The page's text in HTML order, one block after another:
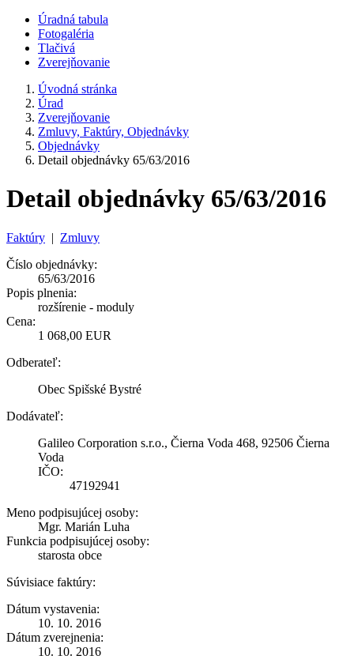
Úradná tabula
Fotogaléria
Tlačivá
Zverejňovanie
Úvodná stránka
Úrad
Zverejňovanie
Zmluvy, Faktúry, Objednávky
Objednávky
Detail objednávky 65/63/2016
Detail objednávky 65/63/2016
Faktúry | Zmluvy
Číslo objednávky:
65/63/2016
Popis plnenia:
rozšírenie - moduly
Cena:
1 068,00 EUR
Odberateľ:
Obec Spišské Bystré
Dodávateľ:
Galileo Corporation s.r.o., Čierna Voda 468, 92506 Čierna
Voda
IČO:
47192941
Meno podpisujúcej osoby:
Mgr. Marián Luha
Funkcia podpisujúcej osoby:
starosta obce
Súvisiace faktúry:
Dátum vystavenia:
10. 10. 2016
Dátum zverejnenia:
10. 10. 2016